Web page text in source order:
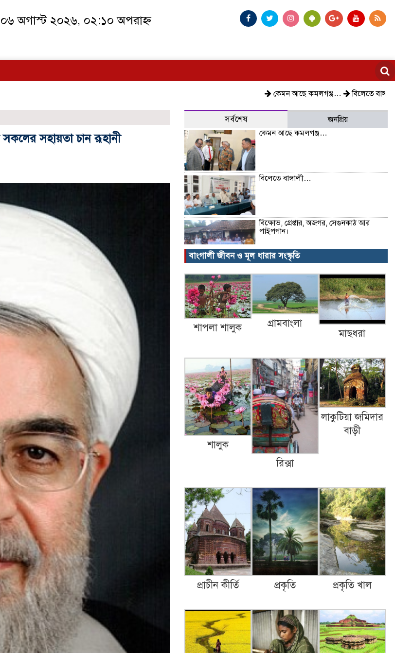
অগাস্ট ২০২৬, ০২:১০ অপরাহ্ন
কেমন আছে কমলগঞ্জ… বিলেতে বাঙ্গালী…
সকলের সহায়তা চান রূহানী
সর্বশেষ
জনপ্রিয়
কেমন আছে কমলগঞ্জ…
বিলেতে বাঙ্গালী…
বিক্ষোভ, গ্রেপ্তার, অজগর, সেগুনকাঠ আর
পাইপগান।
কমলগঞ্জের খবর…
গৃহবধূর ঝুলন্ত মরদেহ উদ্ধার!
আওয়ামী লীগের এখন করনীয়…
বিলেতে বাঙ্গালী…
গেলো সপ্তাহের কমলগঞ্জ।
সমাজতান্ত্রিক ছাত্র ফ্রন্ট
বাংগালী জীবন ও মূল ধারার সংস্কৃতি
শাপলা শালুক
গ্রামবাংলা
মাছধরা
শালুক
রিক্সা
লাকুটিয়া জমিদার
বাড়ী
প্রাচীন কীর্তি প্রকৃতি প্রকৃতি খাল